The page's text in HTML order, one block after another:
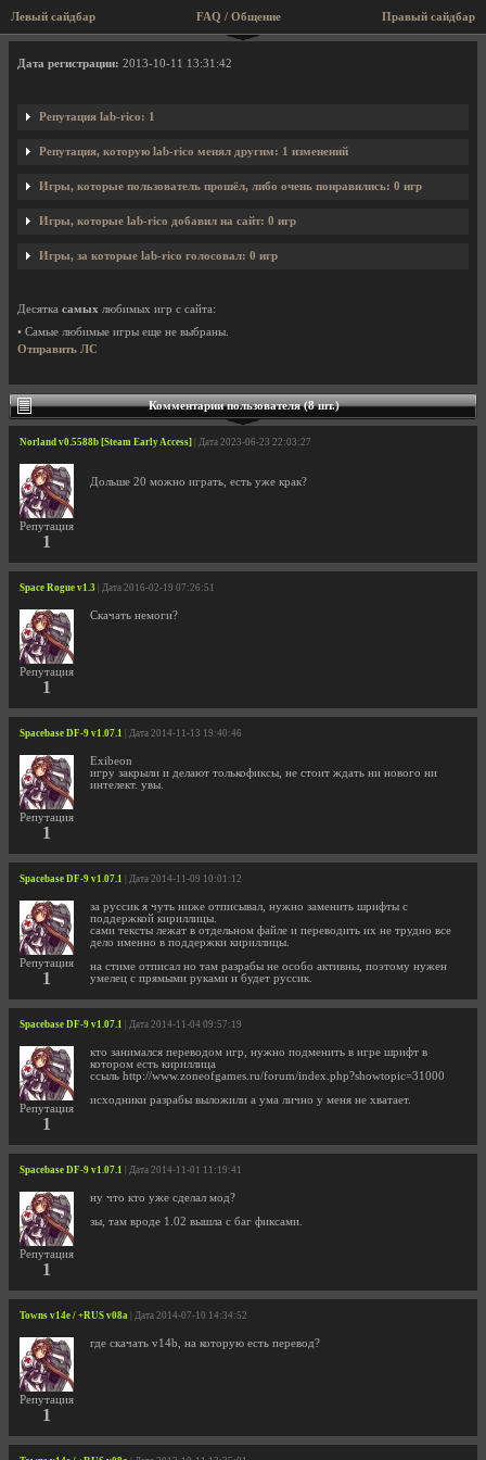
Левый сайдбар Правый сайдбар
FAQ / Общение
Профиль пользователя lab-rico
Дата регистрации: 2013-10-11 13:31:42
Репутация lab-rico: 1
Репутация, которую lab-rico менял другим: 1 изменений
Игры, которые пользователь прошёл, либо очень понравились: 0 игр
Игры, которые lab-rico добавил на сайт: 0 игр
Игры, за которые lab-rico голосовал: 0 игр
Десятка самых любимых игр с сайта:
• Самые любимые игры еще не выбраны.
Отправить ЛС
Комментарии пользователя (8 шт.)
Norland v0.5588b [Steam Early Access] | Дата 2023-06-23 22:03:27
Репутация
1
Дольше 20 можно играть, есть уже крак?
Space Rogue v1.3 | Дата 2016-02-19 07:26:51
Репутация
1
Скачать немоги?
Spacebase DF-9 v1.07.1 | Дата 2014-11-13 19:40:46
Репутация
1
Exibeon
игру закрыли и делают толькофиксы, не стоит ждать ни нового ни
интелект. увы.
Spacebase DF-9 v1.07.1 | Дата 2014-11-09 10:01:12
Репутация
1
за руссик я чуть ниже отписывал, нужно заменить шрифты с
поддержкой кириллицы.
сами тексты лежат в отдельном файле и переводить их не трудно все
дело именно в поддержки кириллицы.
на стиме отписал но там разрабы не особо активны, поэтому нужен
умелец с прямыми руками и будет руссик.
Spacebase DF-9 v1.07.1 | Дата 2014-11-04 09:57:19
Репутация
1
кто занимался переводом игр, нужно подменить в игре шрифт в
котором есть кириллица
ссыль http://www.zoneofgames.ru/forum/index.php?showtopic=31000
исходники разрабы выложили а ума лично у меня не хватает.
Spacebase DF-9 v1.07.1 | Дата 2014-11-01 11:19:41
Репутация
1
ну что кто уже сделал мод?
зы, там вроде 1.02 вышла с баг фиксами.
Towns v14e / +RUS v08a | Дата 2014-07-10 14:34:52
Репутация
1
где скачать v14b, на которую есть перевод?